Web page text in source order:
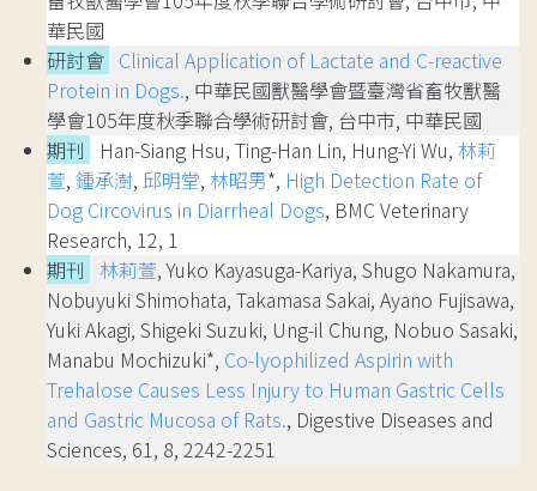
華民國
研討會 Clinical Application of Lactate and C-reactive
Protein in Dogs., 中華民國獸醫學會暨臺灣省畜牧獸醫
學會105年度秋季聯合學術研討會, 台中市, 中華民國
期刊
Han-Siang Hsu, Ting-Han Lin, Hung-Yi Wu, 林莉
萱, 鍾承澍, 邱明堂, 林昭男*, High Detection Rate of
Dog Circovirus in Diarrheal Dogs, BMC Veterinary
Research, 12, 1
期刊 林莉萱, Yuko Kayasuga-Kariya, Shugo Nakamura,
Nobuyuki Shimohata, Takamasa Sakai, Ayano Fujisawa,
Yuki Akagi, Shigeki Suzuki, Ung-il Chung, Nobuo Sasaki,
Manabu Mochizuki*, Co-lyophilized Aspirin with
Trehalose Causes Less Injury to Human Gastric Cells
and Gastric Mucosa of Rats., Digestive Diseases and
Sciences, 61, 8, 2242-2251